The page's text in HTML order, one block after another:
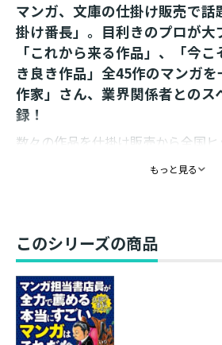
マンガ、文庫の仕掛け販売で話
掛け番長」。目利きのプロが大
「これから来る作品」、「今
き良き作品」全45作のマンガ
作家」さん、業界関係者とのス
録！
数々の作品を仕掛け販売から全国
「仕掛け番長」。月に1000点発売
中から、その目利きフィルターに
■著者紹介
仕掛け番長（シカケバンチョウ）
2007年よりTSUTAYAにて書店員と
『彼女は存在しない』(幻冬舎文庫)
を仕掛け販売から全国ヒットに導き
ばれる。コミック1巻目の販売拡大
もっと見る
このシリーズの商品